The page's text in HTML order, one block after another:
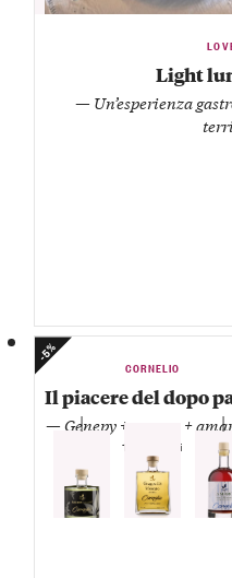
Light
— Un’esperienza
CORNELIO
Il piacere del dopo
— Genepy + grappa +
1 Genepy
1 Grappa di
moscato
1
-5%